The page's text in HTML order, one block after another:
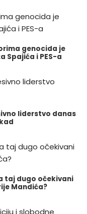
genocida je
Spajića i PES-a
liderstvo danas
taj dugo očekivani
Mandića?